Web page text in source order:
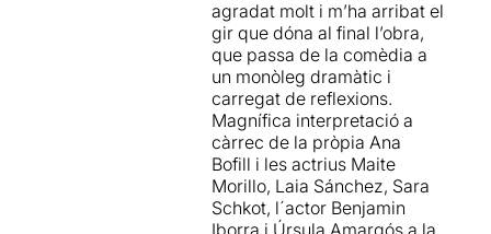
agradat molt i m’ha arribat el
gir que dóna al final l’obra,
que passa de la comèdia a
un monòleg dramàtic i
carregat de reflexions.
Magnífica interpretació a
càrrec de la pròpia Ana
Bofill i les actrius Maite
Morillo, Laia Sánchez, Sara
Schkot, l´actor Benjamin
Iborra i Úrsula Amargós a la